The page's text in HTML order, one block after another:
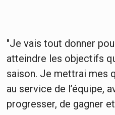
"Je vais tout donner
atteindre les objectifs
saison. Je mettrai mes
au service de l’équipe,
progresser, de gagner